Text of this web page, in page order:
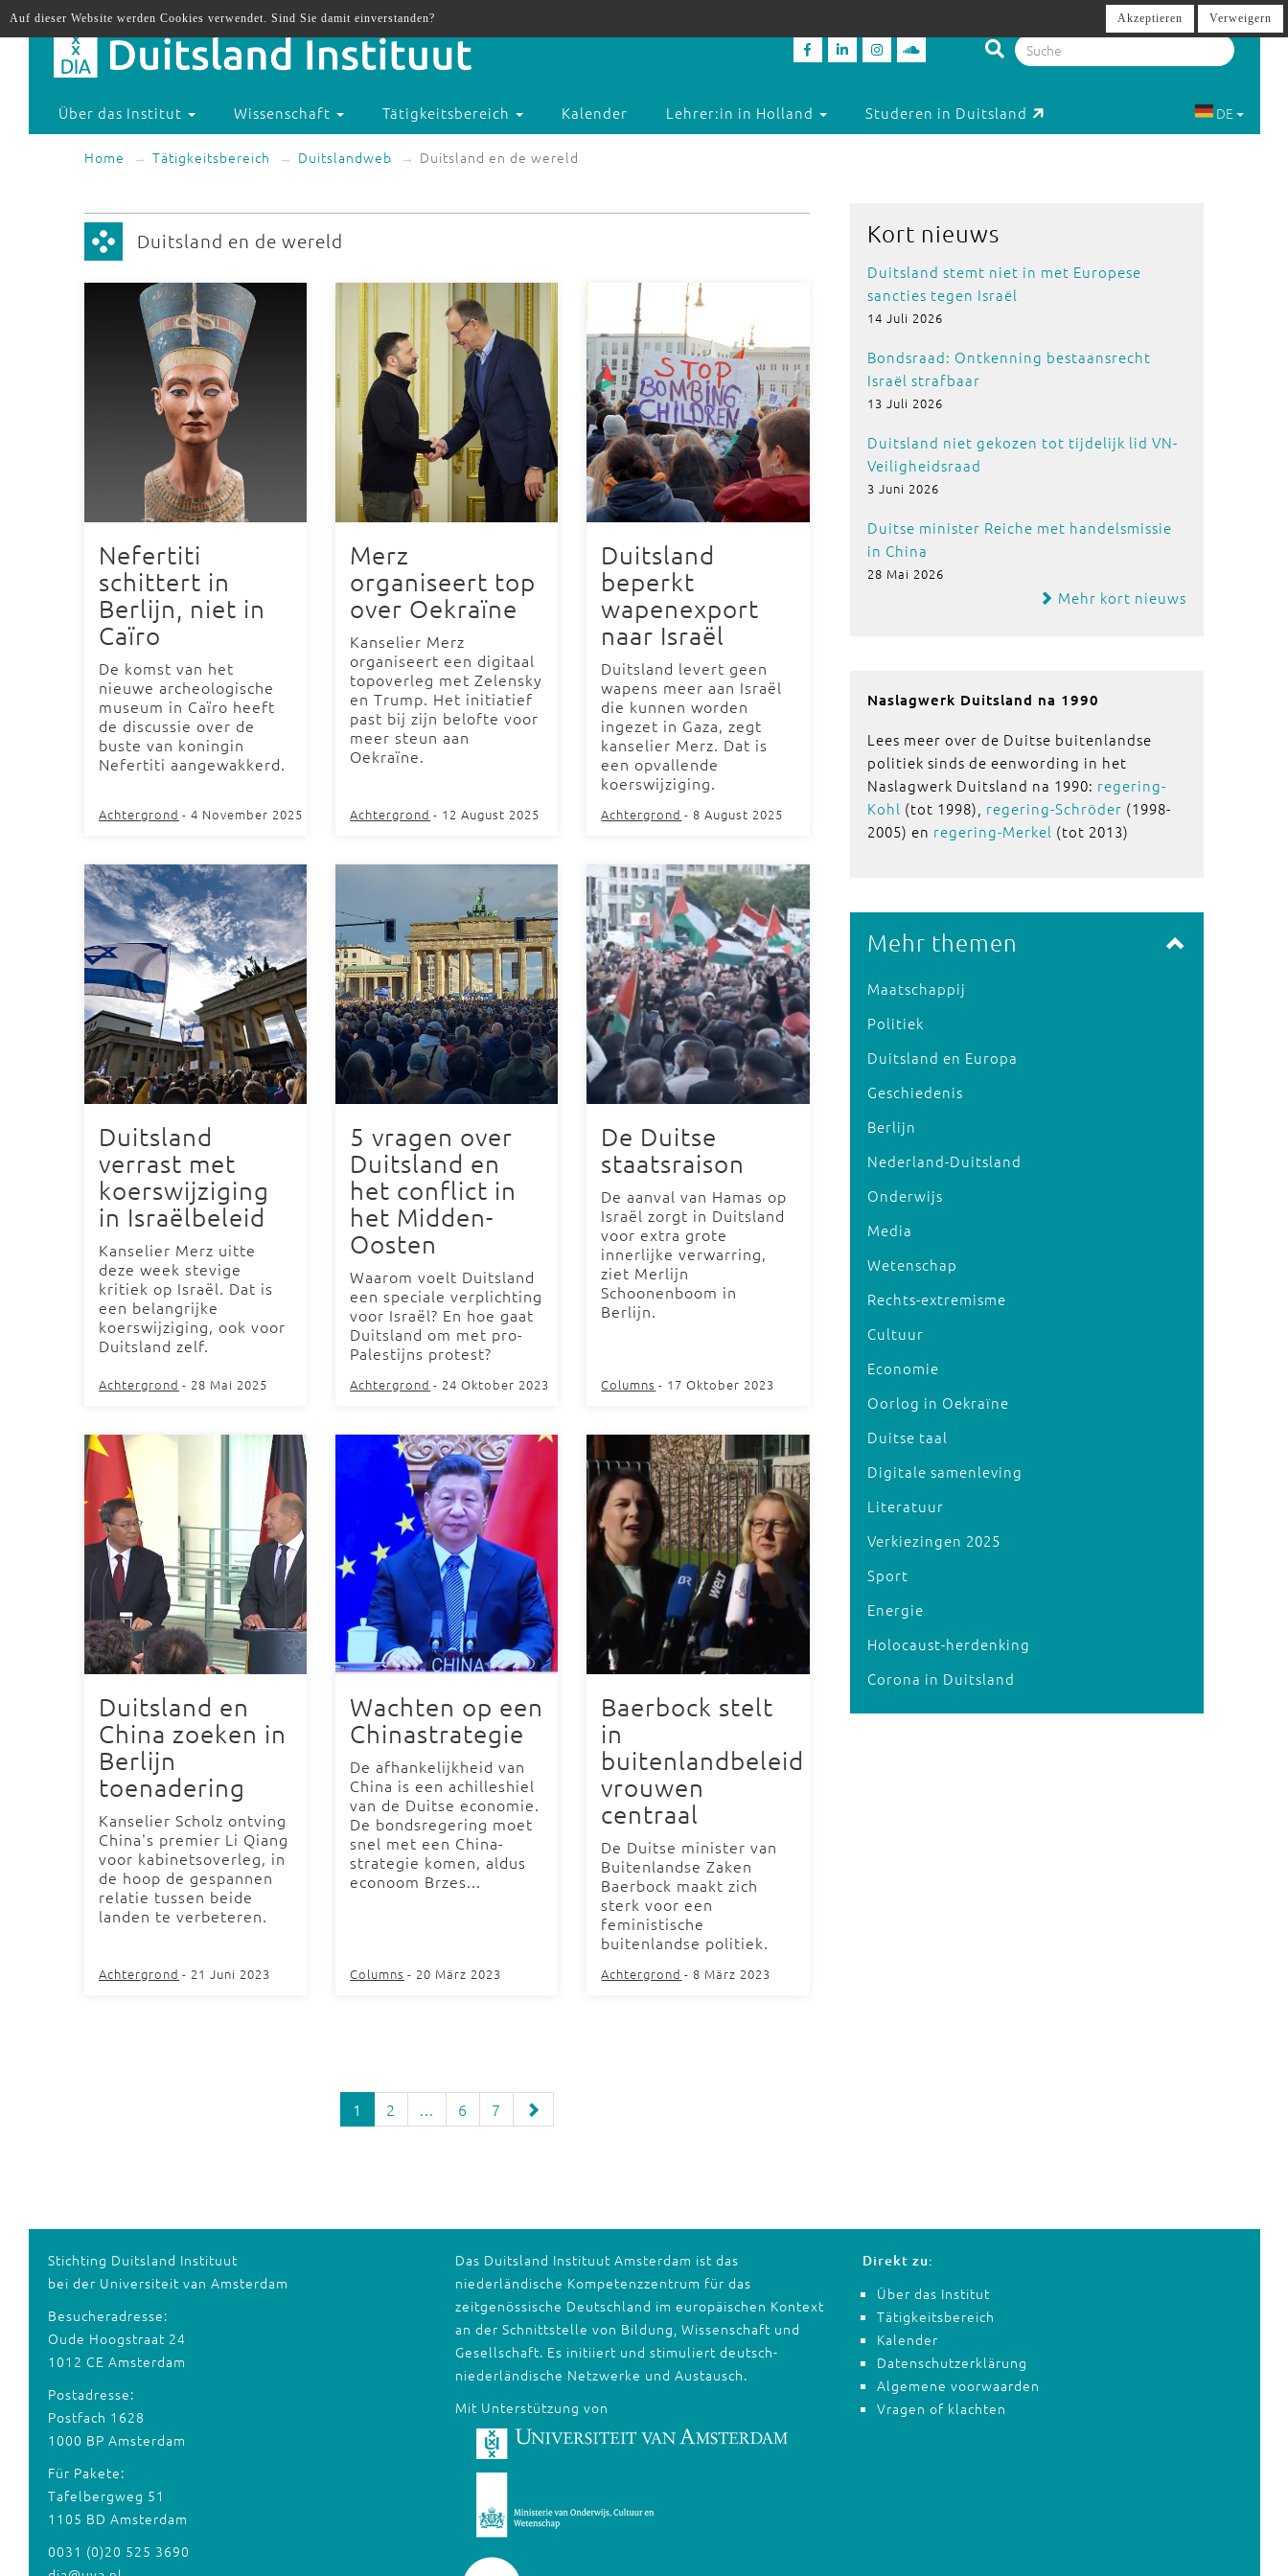
Über das Institut Wissenschaft Tätigkeitsbereich Kalender Lehrer:in in Holland Studeren in Duitsland DE
Home Tätigkeitsbereich Duitslandweb Duitsland en de wereld
Duitsland en de wereld
Nefertiti
schittert in
Berlijn, niet in
Caïro
De komst van het
nieuwe archeologische
museum in Caïro heeft
de discussie over de
buste van koningin
Nefertiti aangewakkerd.
Achtergrond - 4 November 2025
Merz
organiseert top
over Oekraïne
Kanselier Merz
organiseert een digitaal
topoverleg met Zelensky
en Trump. Het initiatief
past bij zijn belofte voor
meer steun aan
Oekraïne.
Achtergrond - 12 August 2025
Duitsland
beperkt
wapenexport
naar Israël
Duitsland levert geen
wapens meer aan Israël
die kunnen worden
ingezet in Gaza, zegt
kanselier Merz. Dat is
een opvallende
koerswijziging.
Achtergrond - 8 August 2025
Duitsland
verrast met
koerswijziging
in Israëlbeleid
Kanselier Merz uitte
deze week stevige
kritiek op Israël. Dat is
een belangrijke
koerswijziging, ook voor
Duitsland zelf.
Achtergrond - 28 Mai 2025
5 vragen over
Duitsland en
het conflict in
het Midden-
Oosten
Waarom voelt Duitsland
een speciale verplichting
voor Israël? En hoe gaat
Duitsland om met pro-
Palestijns protest?
Achtergrond - 24 Oktober 2023
De Duitse
staatsraison
De aanval van Hamas op
Israël zorgt in Duitsland
voor extra grote
innerlijke verwarring,
ziet Merlijn
Schoonenboom in
Berlijn.
Columns - 17 Oktober 2023
Duitsland en
China zoeken in
Berlijn
toenadering
Kanselier Scholz ontving
China's premier Li Qiang
voor kabinetsoverleg, in
de hoop de gespannen
relatie tussen beide
landen te verbeteren.
Achtergrond - 21 Juni 2023
Wachten op een
Chinastrategie
De afhankelijkheid van
China is een achilleshiel
van de Duitse economie.
De bondsregering moet
snel met een China-
strategie komen, aldus
econoom Brzes...
Columns - 20 März 2023
Baerbock stelt
in
buitenlandbeleid
vrouwen
centraal
De Duitse minister van
Buitenlandse Zaken
Baerbock maakt zich
sterk voor een
feministische
buitenlandse politiek.
Achtergrond - 8 März 2023
1 2 ... 6 7
Kort nieuws
Duitsland stemt niet in met Europese
sancties tegen Israël
14 Juli 2026
Bondsraad: Ontkenning bestaansrecht
Israël strafbaar
13 Juli 2026
Duitsland niet gekozen tot tijdelijk lid VN-
Veiligheidsraad
3 Juni 2026
Duitse minister Reiche met handelsmissie
in China
28 Mai 2026
Mehr kort nieuws
Naslagwerk Duitsland na 1990
Lees meer over de Duitse buitenlandse
politiek sinds de eenwording in het
Naslagwerk Duitsland na 1990: regering-
Kohl (tot 1998), regering-Schröder (1998-
2005) en regering-Merkel (tot 2013)
Mehr themen
Maatschappij
Politiek
Duitsland en Europa
Geschiedenis
Berlijn
Nederland-Duitsland
Onderwijs
Media
Wetenschap
Rechts-extremisme
Cultuur
Economie
Oorlog in Oekraïne
Duitse taal
Digitale samenleving
Literatuur
Verkiezingen 2025
Sport
Energie
Holocaust-herdenking
Corona in Duitsland
Stichting Duitsland Instituut
bei der Universiteit van Amsterdam
Besucheradresse:
Oude Hoogstraat 24
1012 CE Amsterdam
Postadresse:
Postfach 1628
1000 BP Amsterdam
Für Pakete:
Tafelbergweg 51
1105 BD Amsterdam
0031 (0)20 525 3690
Das Duitsland Instituut Amsterdam ist das
niederländische Kompetenzzentrum für das
zeitgenössische Deutschland im europäischen Kontext
an der Schnittstelle von Bildung, Wissenschaft und
Gesellschaft. Es initiiert und stimuliert deutsch-
niederländische Netzwerke und Austausch.
Mit Unterstützung von
Direkt zu:
Über das Institut
Tätigkeitsbereich
Kalender
Datenschutzerklärung
Algemene voorwaarden
Vragen of klachten
Auf dieser Website werden Cookies verwendet. Sind Sie damit einverstanden? Akzeptieren Verweigern